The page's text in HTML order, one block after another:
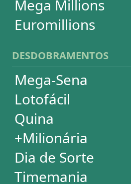
ASSINATURA
Palpites Estatísticos
Análises Estatísticas
Simulador de Apostas
Conferidor de
Desdobramentos
Impressão de
SUPORTE